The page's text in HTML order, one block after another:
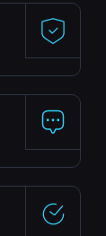
server